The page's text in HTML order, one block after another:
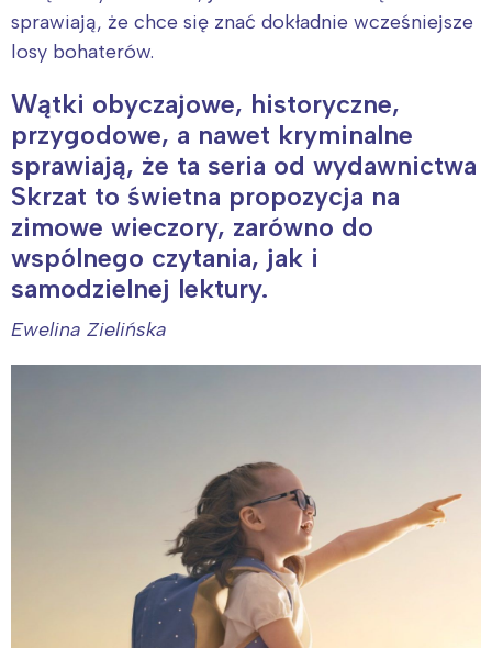
sprawiają, że chce się znać dokładnie wcześniejsze
losy bohaterów.
Wątki obyczajowe, historyczne,
przygodowe, a nawet kryminalne
sprawiają, że ta seria od wydawnictwa
Skrzat to świetna propozycja na
zimowe wieczory, zarówno do
wspólnego czytania, jak i
samodzielnej lektury.
Ewelina Zielińska